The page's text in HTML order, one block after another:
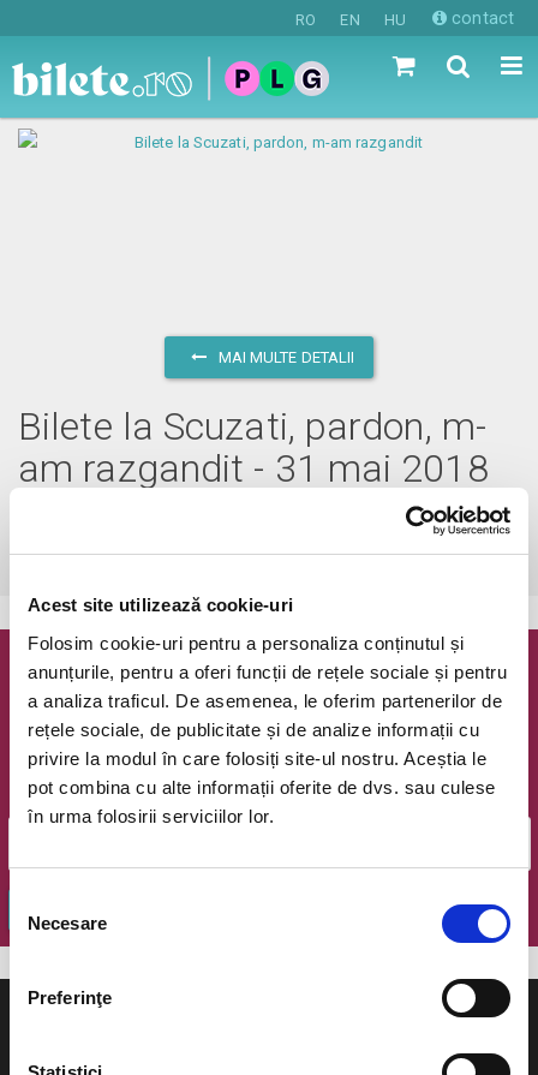
Acest site utilizează cookie-uri
Folosim cookie-uri pentru a personaliza conținutul și
anunțurile, pentru a oferi funcții de rețele sociale și pentru
a analiza traficul. De asemenea, le oferim partenerilor de
rețele sociale, de publicitate și de analize informații cu
privire la modul în care folosiți site-ul nostru. Aceștia le
pot combina cu alte informații oferite de dvs. sau culese
în urma folosirii serviciilor lor.
consimțământului
Necesare
Preferinţe
RO EN HU contact
MAI MULTE DETALII
Bilete la Scuzati, pardon, m-
am razgandit - 31 mai 2018
Bucuresti, The Hubvezi pe harta
Newsletter @ Bilete.ro
Oferte exclusive si o editie saptamanala cu cele mai noi
evenimente.
Email